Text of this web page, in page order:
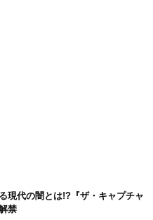
現代の闇とは!?『ザ・キャプチャ
禁